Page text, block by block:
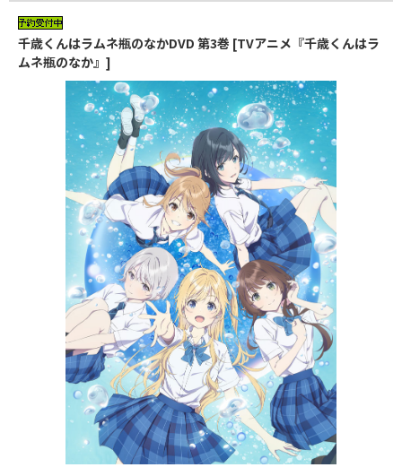
千歳くんはラムネ瓶のなかDVD 第3巻 [TVアニメ『千歳くんはラ
ムネ瓶のなか』]